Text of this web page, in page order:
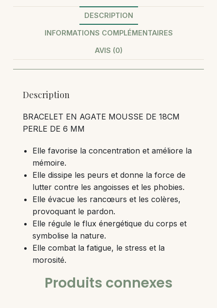
DESCRIPTION
INFORMATIONS COMPLÉMENTAIRES
AVIS (0)
Description
BRACELET EN AGATE MOUSSE DE 18CM
PERLE DE 6 MM
Elle favorise la concentration et améliore la
mémoire.
Elle dissipe les peurs et donne la force de
lutter contre les angoisses et les phobies.
Elle évacue les rancœurs et les colères,
provoquant le pardon.
Elle régule le flux énergétique du corps et
symbolise la nature.
Elle combat la fatigue, le stress et la
morosité.
Produits connexes